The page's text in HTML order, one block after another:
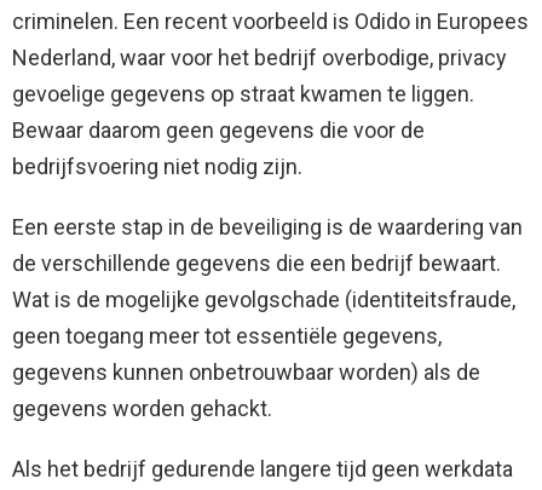
criminelen. Een recent voorbeeld is Odido in Europees
Nederland, waar voor het bedrijf overbodige, privacy
gevoelige gegevens op straat kwamen te liggen.
Bewaar daarom geen gegevens die voor de
bedrijfsvoering niet nodig zijn.
Een eerste stap in de beveiliging is de waardering van
de verschillende gegevens die een bedrijf bewaart.
Wat is de mogelijke gevolgschade (identiteitsfraude,
geen toegang meer tot essentiële gegevens,
gegevens kunnen onbetrouwbaar worden) als de
gegevens worden gehackt.
Als het bedrijf gedurende langere tijd geen werkdata